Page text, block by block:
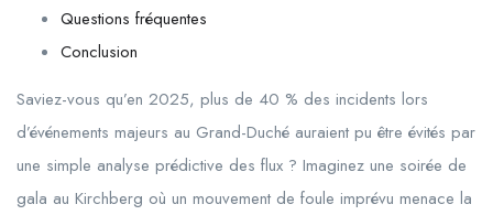
Questions fréquentes
Conclusion
Saviez-vous qu’en 2025, plus de 40 % des incidents lors
d’événements majeurs au Grand-Duché auraient pu être évités par
une simple analyse prédictive des flux ? Imaginez une soirée de
gala au Kirchberg où un mouvement de foule imprévu menace la